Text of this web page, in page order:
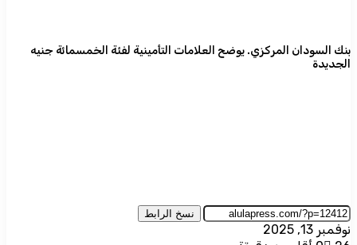
بنك السودان المركزي. يوضح العلامات التأمينية لفئة الخمسمائة جنيه
الجديدة
نسخ الرابط
نوفمبر 13, 2025